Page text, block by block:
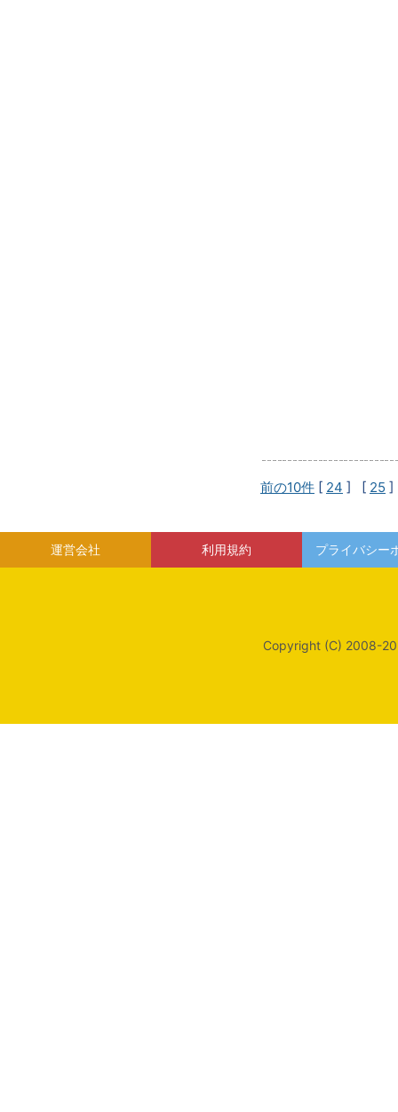
前の10件 [ 24 ] [ 25
運営会社 利用規約 プライバシー
Copyright (C) 2008-